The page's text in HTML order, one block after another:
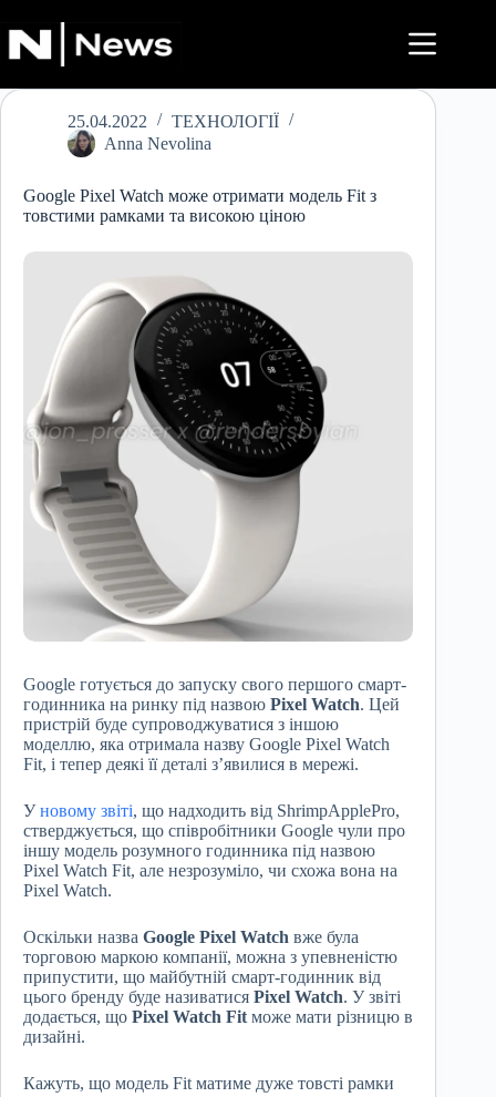
до
вмісту
25.04.2022
ТЕХНОЛОГІЇ
Anna Nevolina
Google Pixel Watch може отримати модель Fit з
товстими рамками та високою ціною
Google готується до запуску свого першого смарт-
годинника на ринку під назвою Pixel Watch. Цей
пристрій буде супроводжуватися з іншою
моделлю, яка отримала назву Google Pixel Watch
Fit, і тепер деякі її деталі з’явилися в мережі.
Уновому звіті, що надходить від ShrimpApplePro,
стверджується, що співробітники Google чули про
іншу модель розумного годинника під назвою
Pixel Watch Fit, але незрозуміло, чи схожа вона на
Pixel Watch.
Оскільки назва Google Pixel Watch вже була
торговою маркою компанії, можна з упевненістю
припустити, що майбутній смарт-годинник від
цього бренду буде називатися Pixel Watch. У звіті
додається, що Pixel Watch Fit може мати різницю в
дизайні.
Кажуть, що модель Fit матиме дуже товсті рамки